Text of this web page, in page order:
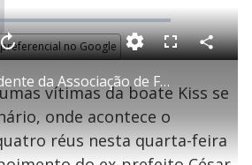
no Google
P
l
Kiss: Presidente da Associação de Familiares critica fala de ex-prefeito
A
n
ç
a
1
s
e
u
F
s
c
n
C
o
a
r
h
vítimas da boate Kiss se
onde acontece o
réus nesta quarta-feira